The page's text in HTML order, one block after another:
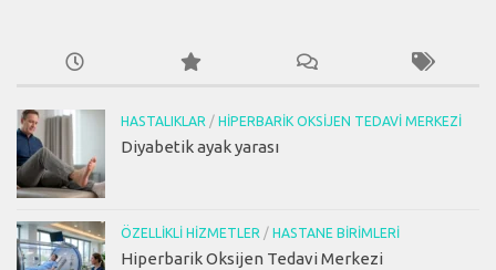
HASTALIKLAR / HIPERBARIK OKSIJEN TEDAVI MERKEZI
Diyabetik ayak yarası
ÖZELLIKLI HIZMETLER / HASTANE BIRIMLERI
Hiperbarik Oksijen Tedavi Merkezi